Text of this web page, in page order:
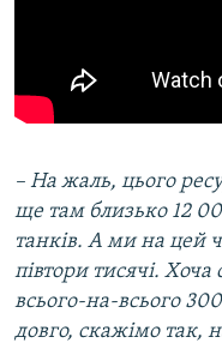
– На жаль, цього
ще там близько 12
танків. А ми на цей
півтори тисячі.
всього-на-всього
довго, скажімо так,